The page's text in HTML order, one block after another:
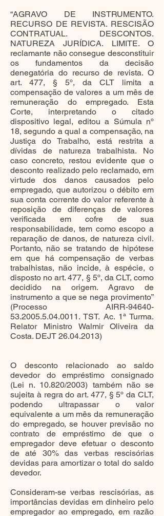
“AGRAVO DE INSTRUMENTO.
RECURSO DE REVISTA. RESCISÃO
CONTRATUAL. DESCONTOS.
NATUREZA JURÍDICA. LIMITE. O
reclamante não consegue desconstituir
os fundamentos da decisão
denegatória do recurso de revista. O
art. 477, § 5º, da CLT limita a
compensação de valores a um mês de
remuneração do empregado. Esta
Corte, interpretando o citado
dispositivo legal, editou a Súmula nº
18, segundo a qual a compensação, na
Justiça do Trabalho, está restrita a
dívidas de natureza trabalhista. No
caso concreto, restou evidente que o
desconto realizado pelo reclamado, em
virtude dos danos causados pelo
empregado, que autorizou o débito em
sua conta corrente do valor referente à
reposição de diferenças de valores
verificada em cofre de sua
responsabilidade, tem como escopo a
reparação de danos, de natureza civil.
Portanto, não se tratando de hipótese
em que há compensação de verbas
trabalhistas, não incide, à espécie, o
disposto no art. 477, § 5º, da CLT, como
decidido na origem. Agravo de
instrumento a que se nega provimento”
(Processo AIRR-94640-
53.2005.5.04.0011. TST. Ac. 1ª Turma.
Relator Ministro Walmir Oliveira da
Costa. DEJT 26.04.2013)
O desconto relacionado ao saldo
devedor do empréstimo consignado
(Lei n. 10.820/2003) também não se
sujeita à regra do art. 477, § 5º da CLT,
podendo ultrapassar o valor
equivalente a um mês da remuneração
do empregado, se houver previsão no
contrato de empréstimo de que o
empregador deve efetuar o desconto
de até 30% das verbas rescisórias
devidas para amortizar o total do saldo
devedor.
Consideram-se verbas rescisórias, as
importâncias devidas em dinheiro pelo
empregador ao empregado, em razão